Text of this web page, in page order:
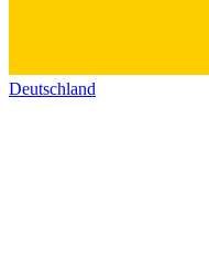
Deutschland